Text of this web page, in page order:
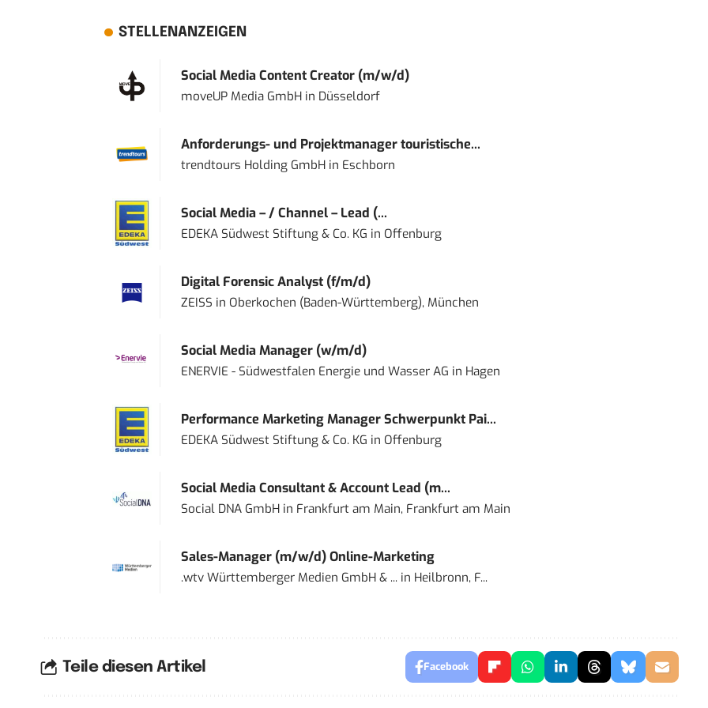
STELLENANZEIGEN
Social Media Content Creator (m/w/d)
moveUP Media GmbHin Düsseldorf
Anforderungs- und Projektmanager touristische...
trendtours Holding GmbHin Eschborn
Social Media – / Channel – Lead (...
EDEKA Südwest Stiftung & Co. KG in Offenburg
Digital Forensic Analyst (f/m/d)
ZEISS in Oberkochen (Baden-Württemberg), München
Social Media Manager (w/m/d)
ENERVIE - Südwestfalen Energie und Wasser AG in Hagen
Performance Marketing Manager Schwerpunkt Pai...
EDEKA Südwest Stiftung & Co. KG in Offenburg
Social Media Consultant & Account Lead (m...
Social DNA GmbHin Frankfurt am Main, Frankfurt am Main
Sales-Manager (m/w/d) Online-Marketing
.wtv Württemberger Medien GmbH & ...in Heilbronn, F...
Teile diesen Artikel Facebook